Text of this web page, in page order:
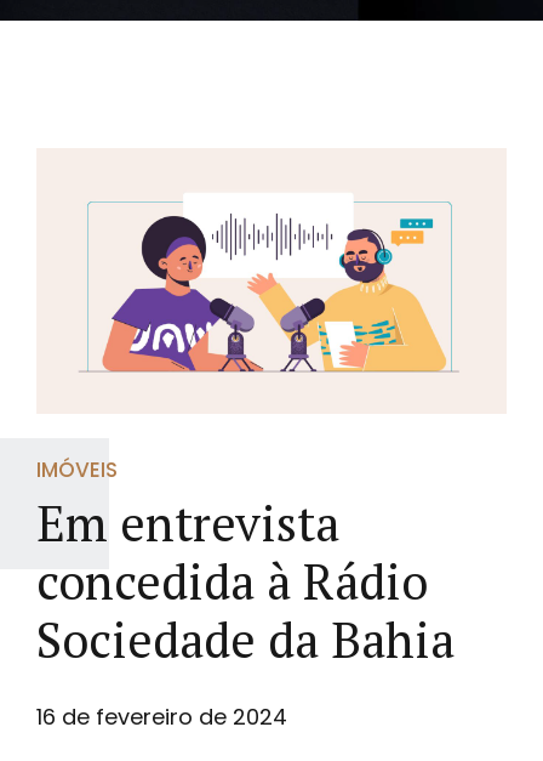
IMÓVEIS
Em entrevista
concedida à Rádio
Sociedade da Bahia
16 de fevereiro de 2024